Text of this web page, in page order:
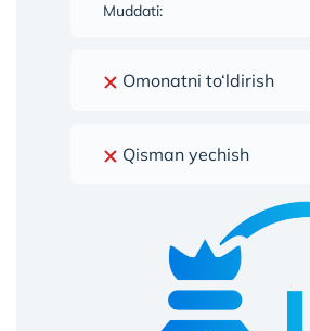
Muddati:
Omonatni to‘ldirish
Qisman yechish